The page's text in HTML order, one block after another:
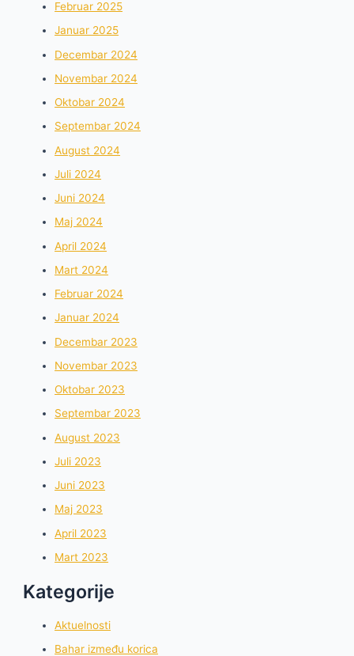
Februar 2025
Januar 2025
Decembar 2024
Novembar 2024
Oktobar 2024
Septembar 2024
August 2024
Juli 2024
Juni 2024
Maj 2024
April 2024
Mart 2024
Februar 2024
Januar 2024
Decembar 2023
Novembar 2023
Oktobar 2023
Septembar 2023
August 2023
Juli 2023
Juni 2023
Maj 2023
April 2023
Mart 2023
Kategorije
Aktuelnosti
Bahar između korica